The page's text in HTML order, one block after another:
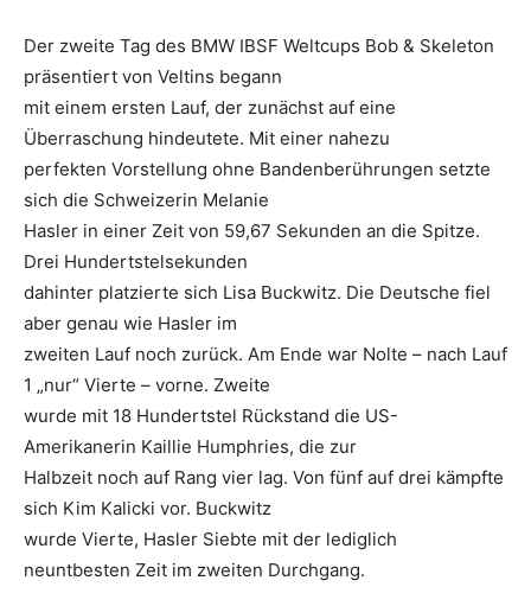
Der zweite Tag des BMW IBSF Weltcups Bob & Skeleton
präsentiert von Veltins begann
mit einem ersten Lauf, der zunächst auf eine
Überraschung hindeutete. Mit einer nahezu
perfekten Vorstellung ohne Bandenberührungen setzte
sich die Schweizerin Melanie
Hasler in einer Zeit von 59,67 Sekunden an die Spitze.
Drei Hundertstelsekunden
dahinter platzierte sich Lisa Buckwitz. Die Deutsche fiel
aber genau wie Hasler im
zweiten Lauf noch zurück. Am Ende war Nolte – nach Lauf
1 „nur“ Vierte – vorne. Zweite
wurde mit 18 Hundertstel Rückstand die US-
Amerikanerin Kaillie Humphries, die zur
Halbzeit noch auf Rang vier lag. Von fünf auf drei kämpfte
sich Kim Kalicki vor. Buckwitz
wurde Vierte, Hasler Siebte mit der lediglich
neuntbesten Zeit im zweiten Durchgang.